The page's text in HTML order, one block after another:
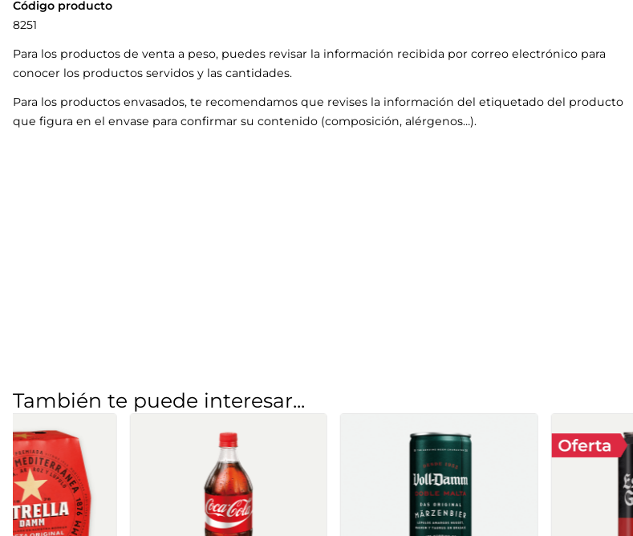
Código producto
8251
Para los productos de venta a peso, puedes revisar la información recibida por correo electrónico para
conocer los productos servidos y las cantidades.
Para los productos envasados, te recomendamos que revises la información del etiquetado del producto
que figura en el envase para confirmar su contenido (composición, alérgenos…).
También te puede interesar...